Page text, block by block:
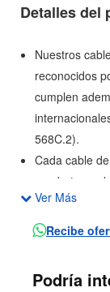
Detalles del
Nuestros
reconocidos
cumplen
568C.2).
Cada cable
una bota
el radio de
Estos cables
El forro
Ver Más
Recibe
Podría